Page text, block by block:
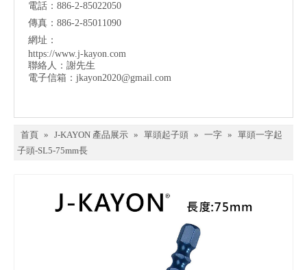
電話：886-2-85022050
傳真：886-2-85011090
網址：
https://www.j-kayon.com
聯絡人：謝先生
電子信箱： jkayon2020@gmail.com
首頁 » J-KAYON 產品展示 » 單頭起子頭 » 一字 » 單頭一字起
子頭-SL5-75mm長